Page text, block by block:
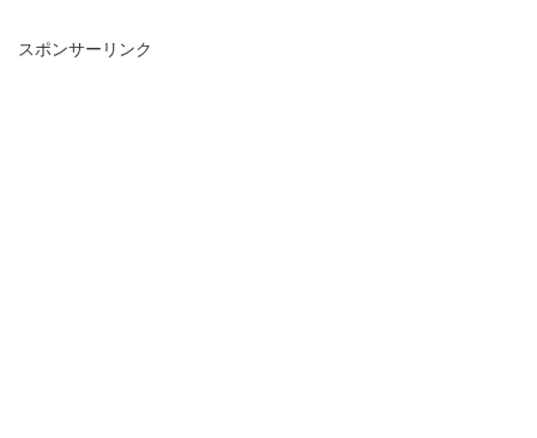
スポンサーリンク